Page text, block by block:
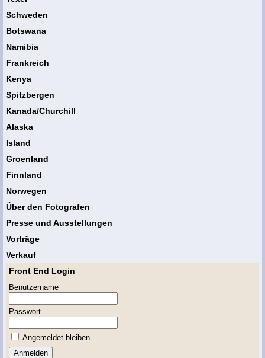
Schweden
Botswana
Namibia
Frankreich
Kenya
Spitzbergen
Kanada/Churchill
Alaska
Island
Groenland
Finnland
Norwegen
Über den Fotografen
Presse und Ausstellungen
Vorträge
Verkauf
Front End Login
Benutzername
Passwort
Angemeldet bleiben